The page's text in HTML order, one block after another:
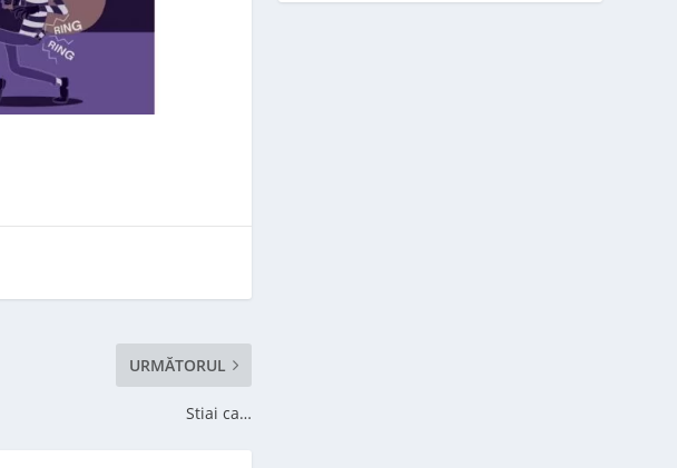
URMĂTORUL
Stiai ca…